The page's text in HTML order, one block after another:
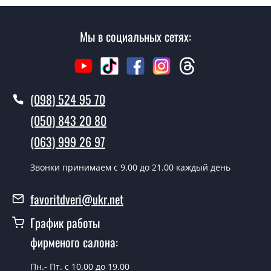
Вызов замерщика-консультанта стоит 500 грн.
Вы производите установку
Да производим. Монтаж межкомнатных дверей ТМ
Фаворит производится согласно очереди, во все дни
кроме воскресенья.
Techno-19?
Стоимость установки дверей Techno-19 - от 1800 грн.
Можно на сегодня вызвать
замерщика?
Мы в социальных сетях:
(098) 524 95 70
(050) 843 20 80
(063) 999 26 97
Звонки принимаем c 9.00 до 21.00 каждый день
favoritdveri@ukr.net
График работы
фирменого салона:
Пн.- Пт. с 10.00 до 19.00